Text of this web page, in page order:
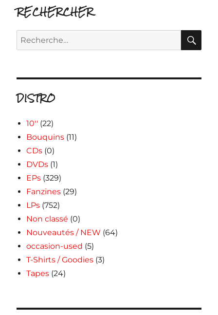
RECHERCHER
Recherche
pour :
DISTRO
10'' (22)
Bouquins (11)
CDs (0)
DVDs (1)
EPs (329)
Fanzines (29)
LPs (752)
Non classé (0)
Nouveautés / NEW (64)
occasion-used (5)
T-Shirts / Goodies (3)
Tapes (24)